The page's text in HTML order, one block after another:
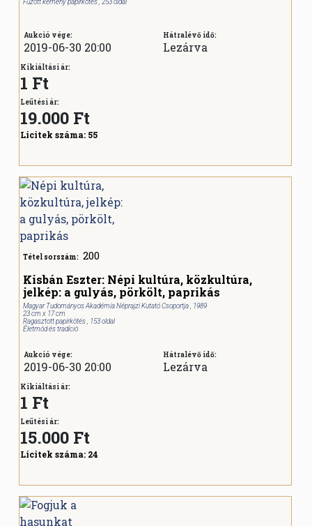
Fűzött kemény papírkötés , 253 oldal
Aukció vége:
2019-06-30 20:00
Hátralévő idő:
Lezárva
Kikiáltási ár:
1 Ft
Leütési ár:
19.000 Ft
Licitek száma: 55
Tétel sorszám: 200
Kisbán Eszter: Népi kultúra, közkultúra,
jelkép: a gulyás, pörkölt, paprikás
Magyar Tudományos Akadémia Néprajzi Kutató Csoportja , 1989
23 cm x 17 cm
Ragasztott papírkötés , 153 oldal
Életmód és tradíció
Aukció vége:
2019-06-30 20:00
Hátralévő idő:
Lezárva
Kikiáltási ár:
1 Ft
Leütési ár:
15.000 Ft
Licitek száma: 24